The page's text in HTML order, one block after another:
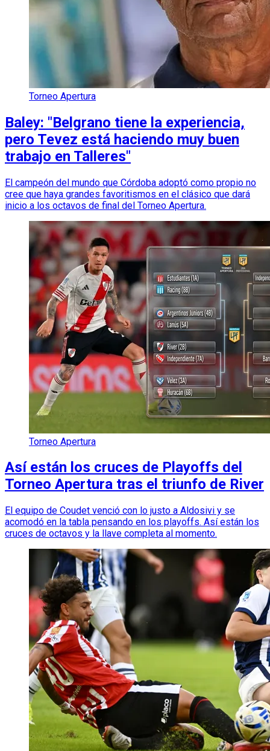
Torneo Apertura
Baley: "Belgrano tiene la experiencia,
pero Tevez está haciendo muy buen
trabajo en Talleres"
El campeón del mundo que Córdoba adoptó como propio no
cree que haya grandes favoritismos en el clásico que dará
inicio a los octavos de final del Torneo Apertura.
Torneo Apertura
Así están los cruces de Playoffs del
Torneo Apertura tras el triunfo de River
El equipo de Coudet venció con lo justo a Aldosivi y se
acomodó en la tabla pensando en los playoffs. Así están los
cruces de octavos y la llave completa al momento.